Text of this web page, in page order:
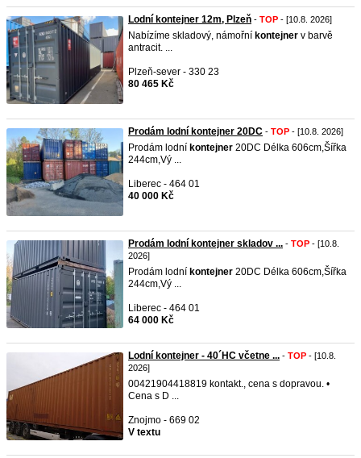
Lodní kontejner 12m, Plzeň - TOP - [10.8. 2026]
Nabízíme skladový, námořní kontejner v barvě
antracit. ...
Plzeň-sever - 330 23
80 465 Kč
Prodám lodní kontejner 20DC - TOP - [10.8. 2026]
Prodám lodní kontejner 20DC Délka 606cm,Šířka
244cm,Vý ...
Liberec - 464 01
40 000 Kč
Prodám lodní kontejner skladov ... - TOP - [10.8.
2026]
Prodám lodní kontejner 20DC Délka 606cm,Šířka
244cm,Vý ...
Liberec - 464 01
64 000 Kč
Lodní kontejner - 40´HC včetne ... - TOP - [10.8.
2026]
00421904418819 kontakt., cena s dopravou. •
Cena s D ...
Znojmo - 669 02
V textu